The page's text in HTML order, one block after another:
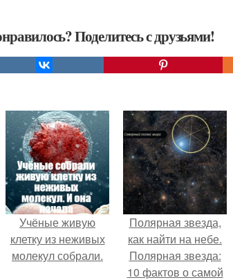
Поделитесь с друзьями!
Учёные живую
клетку из неживых
молекул собрали.
Полярная звезда,
как найти на небе.
Полярная звезда:
10 фактов о самой